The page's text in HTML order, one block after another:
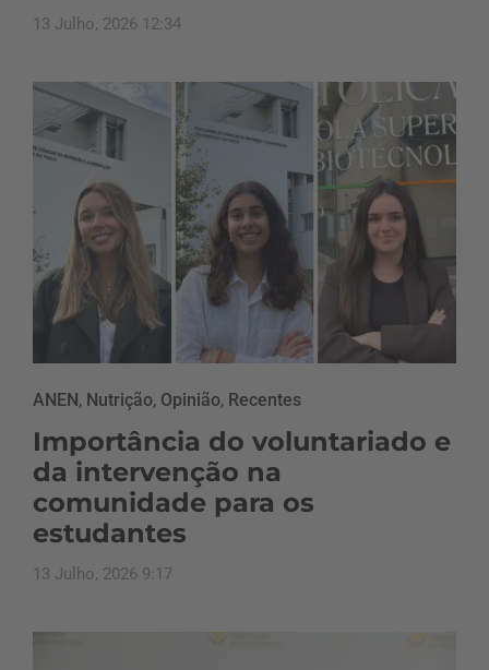
13 Julho, 2026 12:34
ANEN , Nutrição, Opinião, Recentes
Importância do voluntariado e
da intervenção na
comunidade para os
estudantes
13 Julho, 2026 9:17